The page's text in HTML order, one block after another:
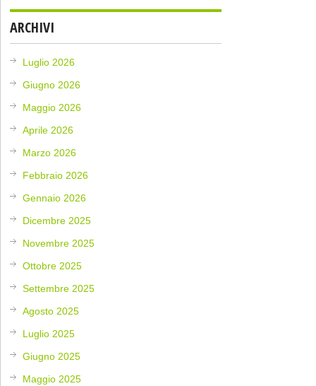
ARCHIVI
Luglio 2026
Giugno 2026
Maggio 2026
Aprile 2026
Marzo 2026
Febbraio 2026
Gennaio 2026
Dicembre 2025
Novembre 2025
Ottobre 2025
Settembre 2025
Agosto 2025
Luglio 2025
Giugno 2025
Maggio 2025